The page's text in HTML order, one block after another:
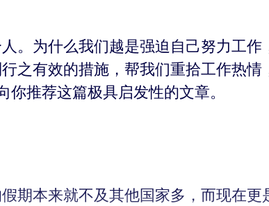
。为什么我们越是强迫自己努力工
之有效的措施，帮我们重拾工作热
你推荐这篇极具启发性的文章。
期本来就不及其他国家多，而现在